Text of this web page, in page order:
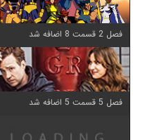
فصل 2 قسمت 8 اضافه شد
فصل 5 قسمت 5 اضافه شد